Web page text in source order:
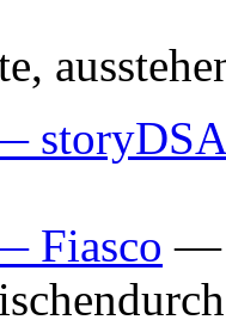
storyDSA
Fiasco —